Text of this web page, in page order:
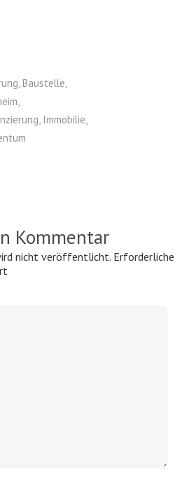
, Baustelle,
,
, Immobilie,
Kommentar
nicht veröffentlicht. Erforderliche